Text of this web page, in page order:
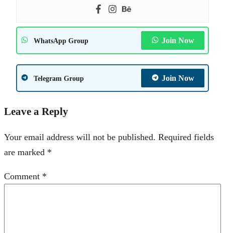
WhatsApp Group Join Now
Telegram Group Join Now
Leave a Reply
Your email address will not be published. Required fields
are marked *
Comment *